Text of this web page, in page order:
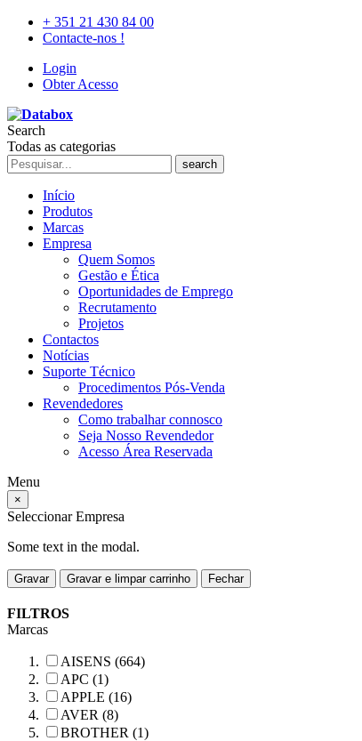
+ 351 21 430 84 00
Contacte-nos !
Login
Obter Acesso
Search
Todas as categorias
search
Início
Produtos
Marcas
Empresa
Quem Somos
Gestão e Ética
Oportunidades de Emprego
Recrutamento
Projetos
Contactos
Notícias
Suporte Técnico
Procedimentos Pós-Venda
Revendedores
Como trabalhar connosco
Seja Nosso Revendedor
Acesso Área Reservada
Menu
×
Seleccionar Empresa
Some text in the modal.
Gravar Gravar e limpar carrinho Fechar
FILTROS
Marcas
AISENS (664)
APC (1)
APPLE (16)
AVER (8)
BROTHER (1)